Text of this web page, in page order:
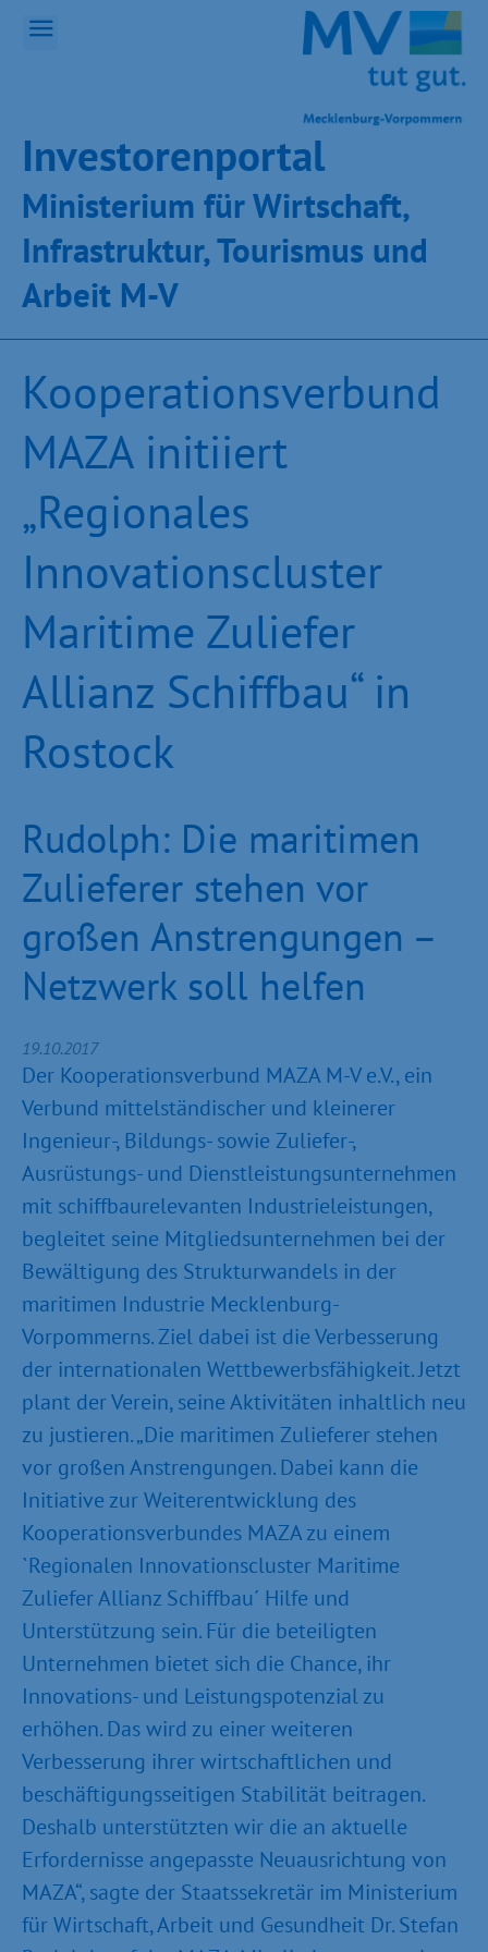
Inves­toren­por­tal
Ministeri­um für Wirt­schaft,
Infra­struk­tur, Tou­ris­mus und
Ar­beit M-V
Kooperationsverbund
MAZA initiiert
„Regionales
Innovationscluster
Maritime Zuliefer
Allianz Schiffbau“ in
Rostock
Rudolph: Die maritimen
Zulieferer stehen vor
großen Anstrengungen –
Netzwerk soll helfen
19.10.2017
Der Kooperationsverbund MAZA M-V e.V., ein
Verbund mittelständischer und kleinerer
Ingenieur-, Bildungs- sowie Zuliefer-,
Ausrüstungs- und Dienstleistungsunternehmen
mit schiffbaurelevanten Industrieleistungen,
begleitet seine Mitgliedsunternehmen bei der
Bewältigung des Strukturwandels in der
maritimen Industrie Mecklenburg-
Vorpommerns. Ziel dabei ist die Verbesserung
der internationalen Wettbewerbsfähigkeit. Jetzt
plant der Verein, seine Aktivitäten inhaltlich neu
zu justieren. „Die maritimen Zulieferer stehen
vor großen Anstrengungen. Dabei kann die
Initiative zur Weiterentwicklung des
Kooperationsverbundes MAZA zu einem
`Regionalen Innovationscluster Maritime
Zuliefer Allianz Schiffbau´ Hilfe und
Unterstützung sein. Für die beteiligten
Unternehmen bietet sich die Chance, ihr
Innovations- und Leistungspotenzial zu
erhöhen. Das wird zu einer weiteren
Verbesserung ihrer wirtschaftlichen und
beschäftigungsseitigen Stabilität beitragen.
Deshalb unterstützten wir die an aktuelle
Erfordernisse angepasste Neuausrichtung von
MAZA“, sagte der Staatssekretär im Ministerium
für Wirtschaft, Arbeit und Gesundheit Dr. Stefan